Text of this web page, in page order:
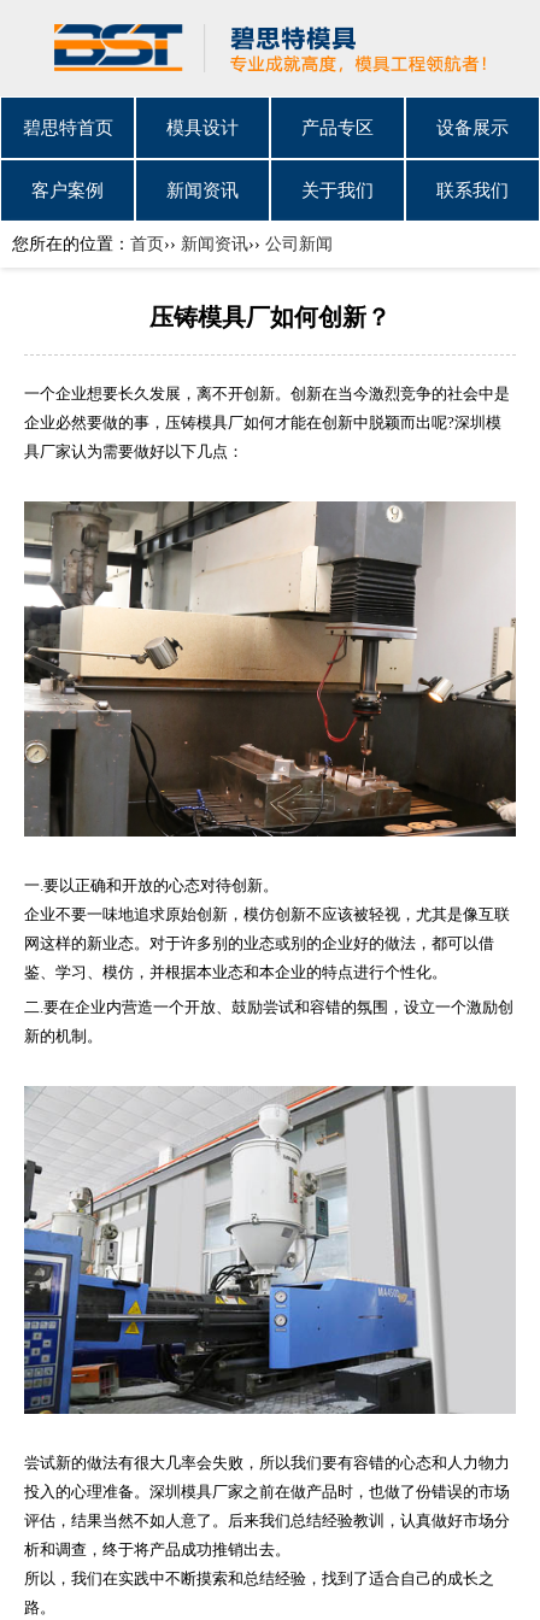
碧思特首页 模具设计 产品专区 设备展示
客户案例 新闻资讯 关于我们 联系我们
您所在的位置： 首页›› 新闻资讯›› 公司新闻
压铸模具厂如何创新？
一个企业想要长久发展，离不开创新。创新在当今激烈竞争的社会中是
企业必然要做的事，压铸模具厂如何才能在创新中脱颖而出呢?深圳模
具厂家认为需要做好以下几点：
一.要以正确和开放的心态对待创新。
企业不要一味地追求原始创新，模仿创新不应该被轻视，尤其是像互联
网这样的新业态。对于许多别的业态或别的企业好的做法，都可以借
鉴、学习、模仿，并根据本业态和本企业的特点进行个性化。
二.要在企业内营造一个开放、鼓励尝试和容错的氛围，设立一个激励创
新的机制。
尝试新的做法有很大几率会失败，所以我们要有容错的心态和人力物力
投入的心理准备。 深圳模具厂家之前在做产品时，也做了份错误的市场
评估，结果当然不如人意了。后来我们总结经验教训，认真做好市场分
析和调查，终于将产品成功推销出去。
所以，我们在实践中不断摸索和总结经验，找到了适合自己的成长之
路。